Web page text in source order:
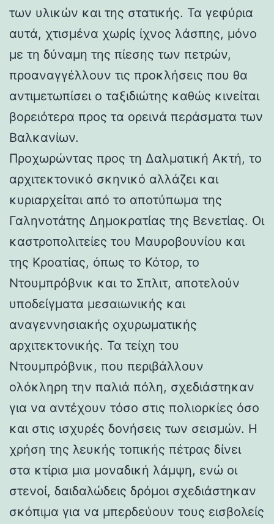
των υλικών και της στατικής. Τα γεφύρια
αυτά, χτισμένα χωρίς ίχνος λάσπης, μόνο
με τη δύναμη της πίεσης των πετρών,
προαναγγέλλουν τις προκλήσεις που θα
αντιμετωπίσει ο ταξιδιώτης καθώς κινείται
βορειότερα προς τα ορεινά περάσματα των
Βαλκανίων.
Προχωρώντας προς τη Δαλματική Ακτή, το
αρχιτεκτονικό σκηνικό αλλάζει και
κυριαρχείται από το αποτύπωμα της
Γαληνοτάτης Δημοκρατίας της Βενετίας. Οι
καστροπολιτείες του Μαυροβουνίου και
της Κροατίας, όπως το Κότορ, το
Ντουμπρόβνικ και το Σπλιτ, αποτελούν
υποδείγματα μεσαιωνικής και
αναγεννησιακής οχυρωματικής
αρχιτεκτονικής. Τα τείχη του
Ντουμπρόβνικ, που περιβάλλουν
ολόκληρη την παλιά πόλη, σχεδιάστηκαν
για να αντέχουν τόσο στις πολιορκίες όσο
και στις ισχυρές δονήσεις των σεισμών. Η
χρήση της λευκής τοπικής πέτρας δίνει
στα κτίρια μια μοναδική λάμψη, ενώ οι
στενοί, δαιδαλώδεις δρόμοι σχεδιάστηκαν
σκόπιμα για να μπερδεύουν τους εισβολείς